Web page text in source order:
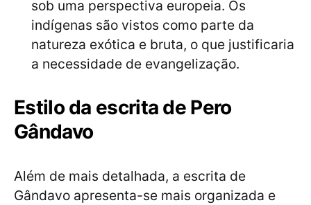
sob uma perspectiva europeia. Os
indígenas são vistos como parte da
natureza exótica e bruta, o que justificaria
a necessidade de evangelização.
Estilo da escrita de Pero
Gândavo
Além de mais detalhada, a escrita de
Gândavo apresenta-se mais organizada e